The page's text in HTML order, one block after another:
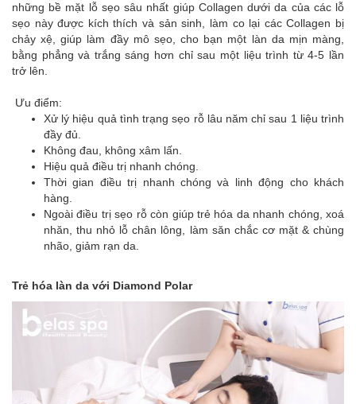
những bề mặt lỗ sẹo sâu nhất giúp Collagen dưới da của các lỗ
sẹo này được kích thích và sản sinh, làm co lại các Collagen bị
chảy xệ, giúp làm đầy mô sẹo, cho bạn một làn da mịn màng,
bằng phẳng và trắng sáng hơn chỉ sau một liệu trình từ 4-5 lần
trở lên.
Ưu điểm:
Xử lý hiệu quả tình trạng sẹo rỗ lâu năm chỉ sau 1 liệu trình
đầy đủ.
Không đau, không xâm lấn.
Hiệu quả điều trị nhanh chóng.
Thời gian điều trị nhanh chóng và linh động cho khách
hàng.
Ngoài điều trị sẹo rỗ còn giúp trẻ hóa da nhanh chóng, xoá
nhăn, thu nhỏ lỗ chân lông, làm săn chắc cơ mặt & chùng
nhão, giảm rạn da.
Trẻ hóa làn da với Diamond Polar